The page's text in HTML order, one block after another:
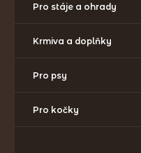
Pro stáje a ohrady
Krmiva a doplňky
Pro psy
Pro kočky